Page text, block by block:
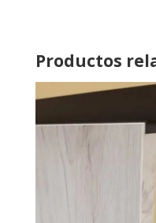
Productos